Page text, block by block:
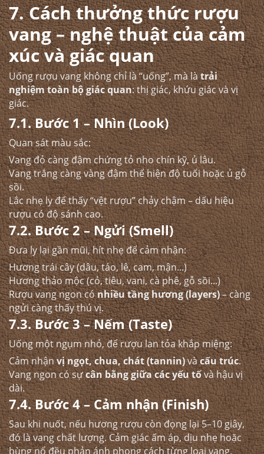
7. Cách thưởng thức rượu
vang – nghệ thuật của cảm
xúc và giác quan
Uống rượu vang không chỉ là “uống”, mà làtrải
nghiệm toàn bộ giác quan: thị giác, khứu giác và vị
giác.
7.1. Bước 1 – Nhìn (Look)
Quan sát màu sắc:
Vang đỏ càng đậm chứng tỏ nho chín kỹ, ủ lâu.
Vang trắng càng vàng đậm thể hiện độ tuổi hoặc ủ gỗ
sồi.
Lắc nhẹ ly để thấy “vệt rượu” chảy chậm – dấu hiệu
rượu có độ sánh cao.
7.2. Bước 2 – Ngửi (Smell)
Đưa ly lại gần mũi, hít nhẹ để cảm nhận:
Hương trái cây (dâu, táo, lê, cam, mận...)
Hương thảo mộc (cỏ, tiêu, vani, cà phê, gỗ sồi...)
Rượu vang ngon cónhiều tầng hương (layers)– càng
ngửi càng thấy thú vị.
7.3. Bước 3 – Nếm (Taste)
Uống một ngụm nhỏ, để rượu lan tỏa khắp miệng:
Cảm nhậnvị ngọt, chua, chát (tannin)vàcấu trúc.
Vang ngon có sựcân bằng giữa các yếu tốvà hậu vị
dài.
7.4. Bước 4 – Cảm nhận (Finish)
Sau khi nuốt, nếu hương rượu còn đọng lại 5–10 giây,
đó là vang chất lượng. Cảm giác ấm áp, dịu nhẹ hoặc
bùng nổ đều phản ánh phong cách từng loại vang.